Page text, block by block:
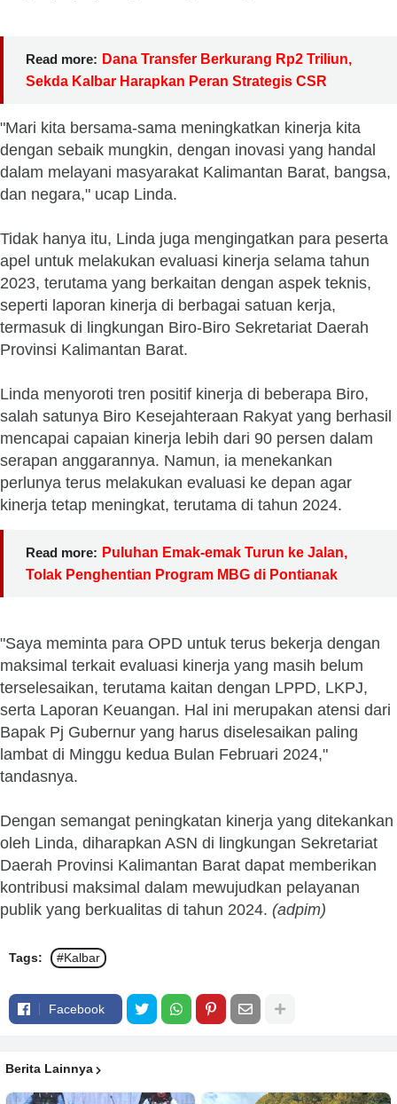
Read more: Dana Transfer Berkurang Rp2 Triliun,
Sekda Kalbar Harapkan Peran Strategis CSR
"Mari kita bersama-sama meningkatkan kinerja kita
dengan sebaik mungkin, dengan inovasi yang handal
dalam melayani masyarakat Kalimantan Barat, bangsa,
dan negara," ucap Linda.
Tidak hanya itu, Linda juga mengingatkan para peserta
apel untuk melakukan evaluasi kinerja selama tahun
2023, terutama yang berkaitan dengan aspek teknis,
seperti laporan kinerja di berbagai satuan kerja,
termasuk di lingkungan Biro-Biro Sekretariat Daerah
Provinsi Kalimantan Barat.
Linda menyoroti tren positif kinerja di beberapa Biro,
salah satunya Biro Kesejahteraan Rakyat yang berhasil
mencapai capaian kinerja lebih dari 90 persen dalam
serapan anggarannya. Namun, ia menekankan
perlunya terus melakukan evaluasi ke depan agar
kinerja tetap meningkat, terutama di tahun 2024.
Read more: Puluhan Emak-emak Turun ke Jalan,
Tolak Penghentian Program MBG di Pontianak
"Saya meminta para OPD untuk terus bekerja dengan
maksimal terkait evaluasi kinerja yang masih belum
terselesaikan, terutama kaitan dengan LPPD, LKPJ,
serta Laporan Keuangan. Hal ini merupakan atensi dari
Bapak Pj Gubernur yang harus diselesaikan paling
lambat di Minggu kedua Bulan Februari 2024,"
tandasnya.
Dengan semangat peningkatan kinerja yang ditekankan
oleh Linda, diharapkan ASN di lingkungan Sekretariat
Daerah Provinsi Kalimantan Barat dapat memberikan
kontribusi maksimal dalam mewujudkan pelayanan
publik yang berkualitas di tahun 2024. (adpim)
Tags: #Kalbar
Facebook
Berita Lainnya